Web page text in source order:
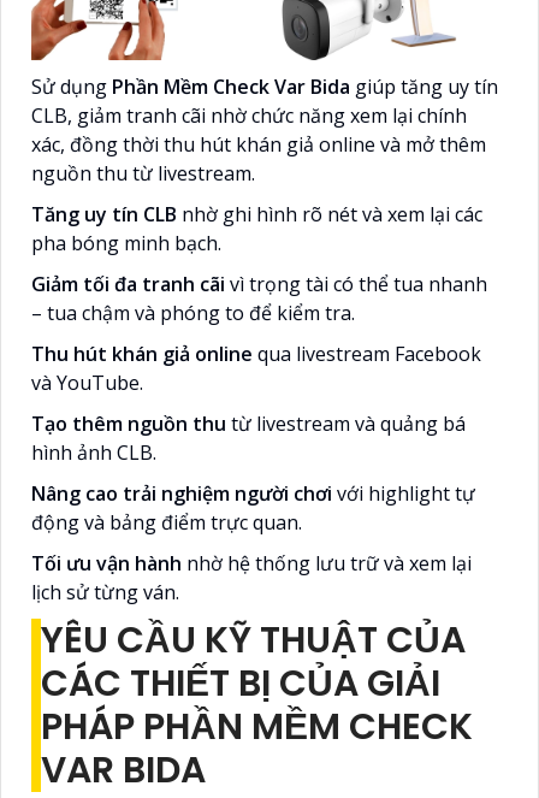
Sử dụng Phần Mềm Check Var Bida giúp tăng uy tín
CLB, giảm tranh cãi nhờ chức năng xem lại chính
xác, đồng thời thu hút khán giả online và mở thêm
nguồn thu từ livestream.
Tăng uy tín CLB nhờ ghi hình rõ nét và xem lại các
pha bóng minh bạch.
Giảm tối đa tranh cãi vì trọng tài có thể tua nhanh
– tua chậm và phóng to để kiểm tra.
Thu hút khán giả online qua livestream Facebook
và YouTube.
Tạo thêm nguồn thu từ livestream và quảng bá
hình ảnh CLB.
Nâng cao trải nghiệm người chơi với highlight tự
động và bảng điểm trực quan.
Tối ưu vận hành nhờ hệ thống lưu trữ và xem lại
lịch sử từng ván.
YÊU CẦU KỸ THUẬT CỦA
CÁC THIẾT BỊ CỦA GIẢI
PHÁP PHẦN MỀM CHECK
VAR BIDA